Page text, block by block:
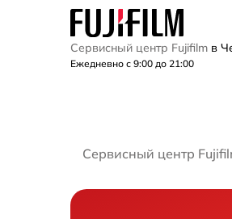
Сервисный центр Fujifilm в
Ежедневно с 9:00 до 21:00
Сервисный центр